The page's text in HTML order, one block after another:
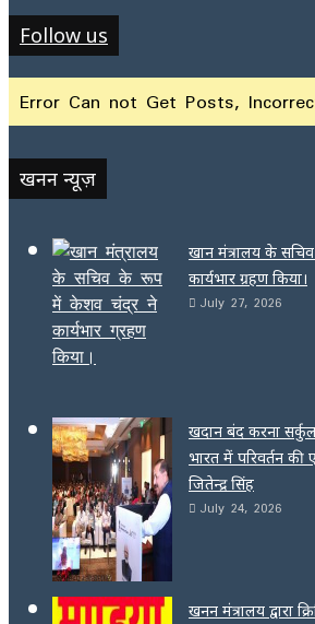
Follow us
Error Can not Get Posts,
खनन न्यूज़
खान मंत्रालय के
कार्यभार ग्रहण किया।
July 27, 2026
खदान बंद करना
भारत में परिवर्तन
जितेन्द्र सिंह
July 24, 2026
खनन मंत्रालय द्वारा